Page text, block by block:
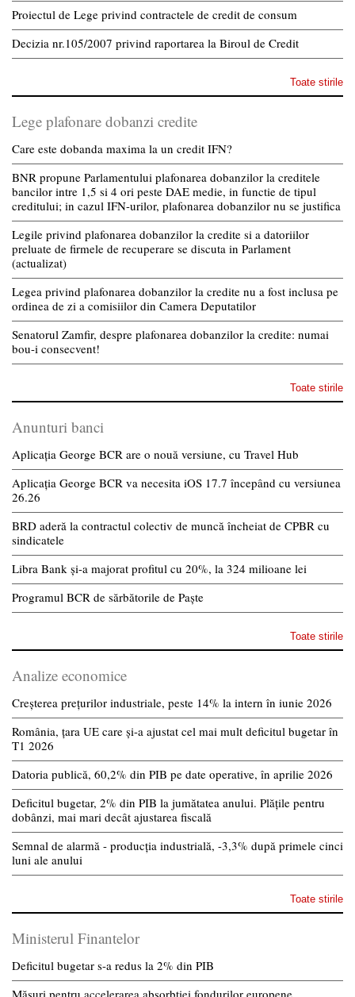
Proiectul de Lege privind contractele de credit de consum
Decizia nr.105/2007 privind raportarea la Biroul de Credit
Toate stirile
Lege plafonare dobanzi credite
Care este dobanda maxima la un credit IFN?
BNR propune Parlamentului plafonarea dobanzilor la creditele
bancilor intre 1,5 si 4 ori peste DAE medie, in functie de tipul
creditului; in cazul IFN-urilor, plafonarea dobanzilor nu se justifica
Legile privind plafonarea dobanzilor la credite si a datoriilor
preluate de firmele de recuperare se discuta in Parlament
(actualizat)
Legea privind plafonarea dobanzilor la credite nu a fost inclusa pe
ordinea de zi a comisiilor din Camera Deputatilor
Senatorul Zamfir, despre plafonarea dobanzilor la credite: numai
bou-i consecvent!
Toate stirile
Anunturi banci
Aplicația George BCR are o nouă versiune, cu Travel Hub
Aplicația George BCR va necesita iOS 17.7 începând cu versiunea
26.26
BRD aderă la contractul colectiv de muncă încheiat de CPBR cu
sindicatele
Libra Bank și-a majorat profitul cu 20%, la 324 milioane lei
Programul BCR de sărbătorile de Paște
Toate stirile
Analize economice
Creșterea prețurilor industriale, peste 14% la intern în iunie 2026
România, țara UE care și-a ajustat cel mai mult deficitul bugetar în
T1 2026
Datoria publică, 60,2% din PIB pe date operative, în aprilie 2026
Deficitul bugetar, 2% din PIB la jumătatea anului. Plățile pentru
dobânzi, mai mari decât ajustarea fiscală
Semnal de alarmă - producția industrială, -3,3% după primele cinci
luni ale anului
Toate stirile
Ministerul Finantelor
Deficitul bugetar s-a redus la 2% din PIB